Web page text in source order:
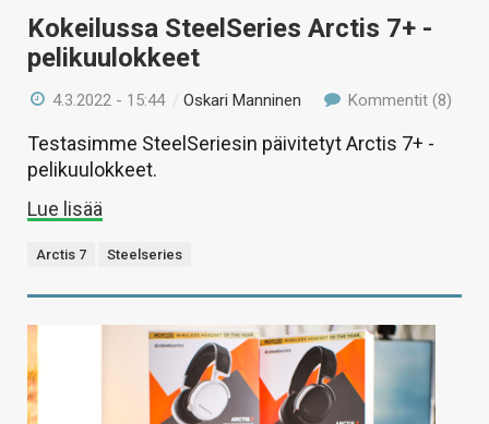
Kokeilussa SteelSeries Arctis 7+ -
pelikuulokkeet
4.3.2022 - 15:44 /Oskari Manninen Kommentit (8)
Testasimme SteelSeriesin päivitetyt Arctis 7+ -
pelikuulokkeet.
Lue lisää
Arctis 7 Steelseries